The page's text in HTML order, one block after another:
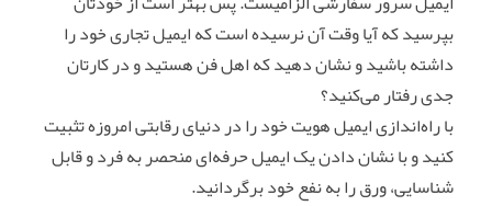
بپرسید که آیا وقت آن نرسیده است که ایمیل تجاری خود را
داشته باشید و نشان دهید که اهل فن هستید و در کارتان
جدی رفتار می‌کنید؟
با راه‌اندازی ایمیل هویت خود را در دنیای رقابتی امروزه تثبیت
کنید و با نشان دادن یک ایمیل حرفه‌ای منحصر به فرد و قابل
شناسایی، ورق را به نفع خود برگردانید.